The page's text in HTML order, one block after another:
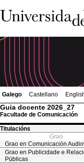
Galego Castellano
Guia docente 2026_27
Facultade de Comunicación
Titulacións
Grao
Grao en Comunicación
Grao en Publicidade e
Públicas